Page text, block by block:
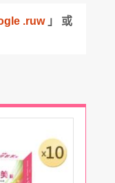
.ruw 」 或